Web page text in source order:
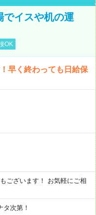
でイスや机の運
OK
早く終わっても日給保
ございます！ お気軽にご相
次第！